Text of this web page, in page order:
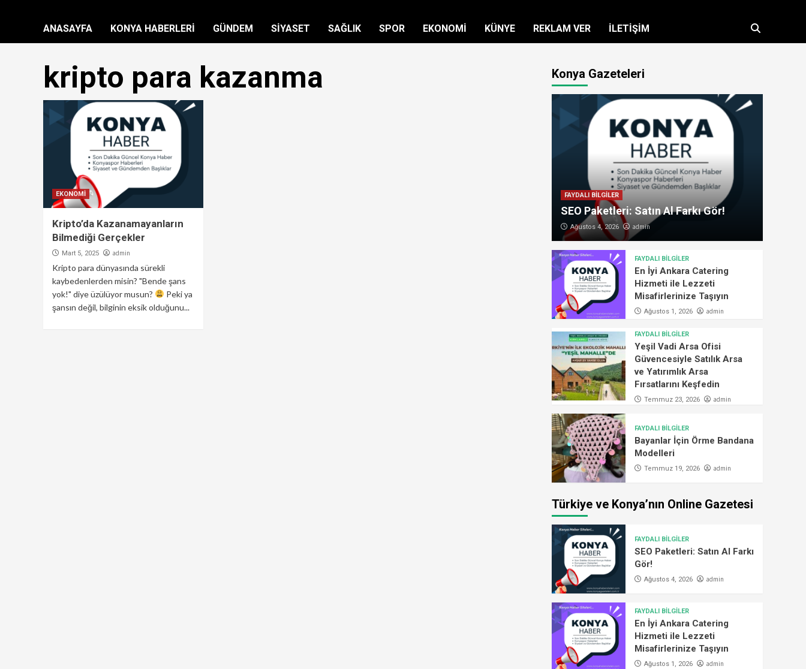
ANASAYFA KONYA HABERLERİ GÜNDEM SİYASET SAĞLIK SPOR EKONOMİ KÜNYE REKLAM VER İLETİŞİM
kripto para kazanma
EKONOMİ
Kripto’da Kazanamayanların
Bilmediği Gerçekler
Mart 5, 2025 admin
Kripto para dünyasında sürekli
kaybedenlerden misin? "Bende şans
yok!" diye üzülüyor musun?
Peki ya
şansın değil, bilginin eksik olduğunu...
Konya Gazeteleri
FAYDALI BİLGİLER
SEO Paketleri: Satın Al Farkı Gör!
Ağustos 4, 2026 admin
FAYDALI BİLGİLER
En İyi Ankara Catering
Hizmeti ile Lezzeti
Misafirlerinize Taşıyın
Ağustos 1, 2026 admin
FAYDALI BİLGİLER
Yeşil Vadi Arsa Ofisi
Güvencesiyle Satılık Arsa
ve Yatırımlık Arsa
Fırsatlarını Keşfedin
Temmuz 23, 2026 admin
FAYDALI BİLGİLER
Bayanlar İçin Örme Bandana
Modelleri
Temmuz 19, 2026 admin
Türkiye ve Konya’nın Online Gazetesi
FAYDALI BİLGİLER
SEO Paketleri: Satın Al Farkı
Gör!
Ağustos 4, 2026 admin
FAYDALI BİLGİLER
En İyi Ankara Catering
Hizmeti ile Lezzeti
Misafirlerinize Taşıyın
Ağustos 1, 2026 admin